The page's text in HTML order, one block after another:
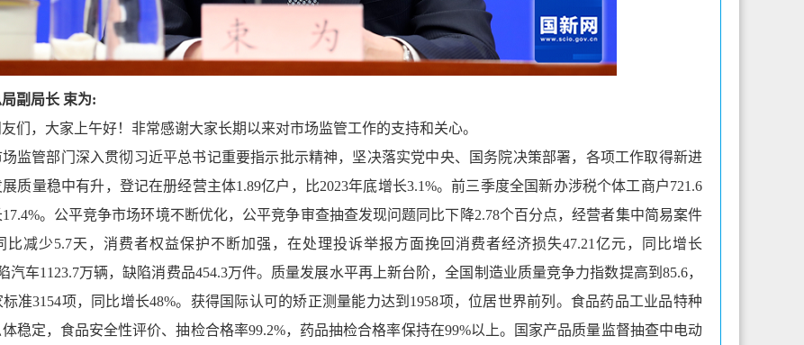
副局长 束为:
们，大家上午好！非常感谢大家长期以来对市场监管工作的支持和关心。
场监管部门深入贯彻习近平总书记重要指示批示精神，坚决落实党中央、国务院决策部署，各项工作取得新进
质量稳中有升，登记在册经营主体1.89亿户，比2023年底增长3.1%。前三季度全国新办涉税个体工商户721.6
。公平竞争市场环境不断优化，公平竞争审查抽查发现问题同比下降2.78个百分点，经营者集中简易案件
比减少5.7天，消费者权益保护不断加强，在处理投诉举报方面挽回消费者经济损失47.21亿元，同比增长
汽车1123.7万辆，缺陷消费品454.3万件。质量发展水平再上新台阶，全国制造业质量竞争力指数提高到85.6，
准3154项，同比增长48%。获得国际认可的矫正测量能力达到1958项，位居世界前列。食品药品工业品特种
稳定，食品安全性评价、抽检合格率99.2%，药品抽检合格率保持在99%以上。国家产品质量监督抽查中电动